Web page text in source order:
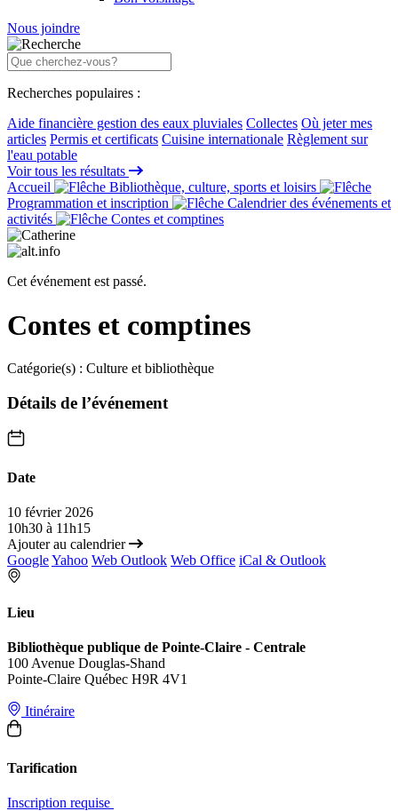
Nous joindre
Recherches populaires :
Aide financière gestion des eaux pluviales Collectes Où jeter mes
articles Permis et certificats Cuisine internationale Règlement sur
l'eau potable
Voir tous les résultats
Accueil
Bibliothèque, culture, sports et loisirs
Programmation et inscription
Calendrier des événements et
activités
Contes et comptines
Cet événement est passé.
Contes et comptines
Catégorie(s) : Culture et bibliothèque
Détails de l’événement
Date
10 février 2026
10h30 à 11h15
Ajouter au calendrier
GoogleYahoo Web Outlook Web Office iCal & Outlook
Lieu
Bibliothèque publique de Pointe-Claire - Centrale
100 Avenue Douglas-Shand
Pointe-Claire Québec H9R 4V1
Itinéraire
Tarification
Inscription requise